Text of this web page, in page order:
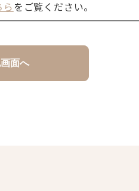
せフォームに記入された
者様の個人情報を、事前
ら をご覧ください。
面へ